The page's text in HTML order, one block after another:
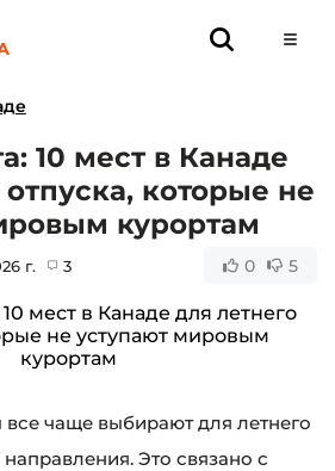
10 мест в Канаде
которые не
курортам
г. 3 0 5
все чаще выбирают для летнего
Это связано с